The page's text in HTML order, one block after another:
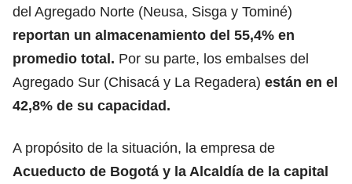
del Agregado Norte (Neusa, Sisga y Tominé)
reportan un almacenamiento del 55,4% en
promedio total. Por su parte, los embalses del
Agregado Sur (Chisacá y La Regadera) están en el
42,8% de su capacidad.
A propósito de la situación, la empresa de
Acueducto de Bogotá y la Alcaldía de la capital